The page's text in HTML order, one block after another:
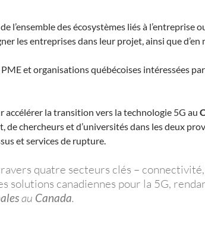
des écosystèmes liés à l’entreprise
les entreprises dans leur projet, ainsi que
et organisations québécoises intéressées
la transition vers la technologie 5G au
chercheurs et d’universités dans les deux
et services de rupture.
quatre secteurs clés – connectivité,
canadiennes pour la 5G,
au Canada.